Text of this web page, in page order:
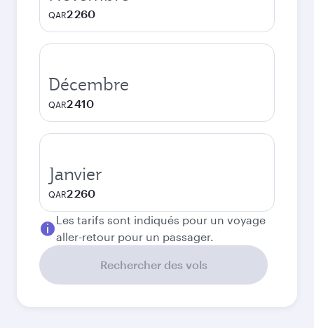
QAR2 260
Décembre
QAR2 410
Janvier
QAR2 260
Les tarifs sont indiqués pour un voyage
aller-retour pour un passager.
Rechercher des vols